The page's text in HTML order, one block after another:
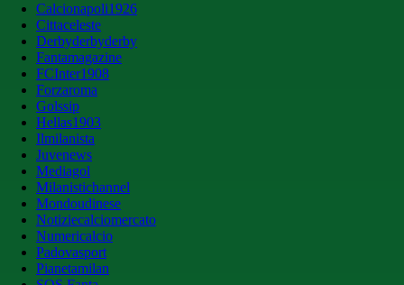
Calcionapoli1926
Cittaceleste
Derbyderbyderby
Fantamagazine
FCInter1908
Forzaroma
Golssip
Hellas1903
Ilmilanista
Juvenews
Mediagol
Milanistichannel
Mondoudinese
Notiziecalciomercato
Numericalcio
Padovasport
Pianetamilan